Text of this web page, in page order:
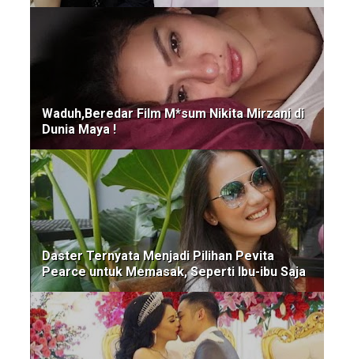
Waduh,Beredar Film M*sum Nikita Mirzani di
Dunia Maya !
Daster Ternyata Menjadi Pilihan Pevita
Pearce untuk Memasak, Seperti Ibu-ibu Saja